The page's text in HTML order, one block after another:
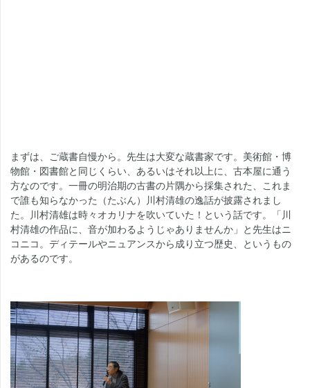
まずは、ご蔵書自慢から。先生は大変な蔵書家です。美術館・博
物館・図書館と同じくらい、あるいはそれ以上に、古本屋に通う
方なのです。一冊の明治期の古書の片隅から採集された、これま
で誰も知らなかった（たぶん）川村清雄の逸話が披露されまし
た。川村清雄は時々オカリナを吹いていた！という話です。「川
村清雄の作品に、音が加わるようじゃありませんか」と先生はニ
コニコ。ディテールやニュアンスから成り立つ歴史、というもの
があるのです。